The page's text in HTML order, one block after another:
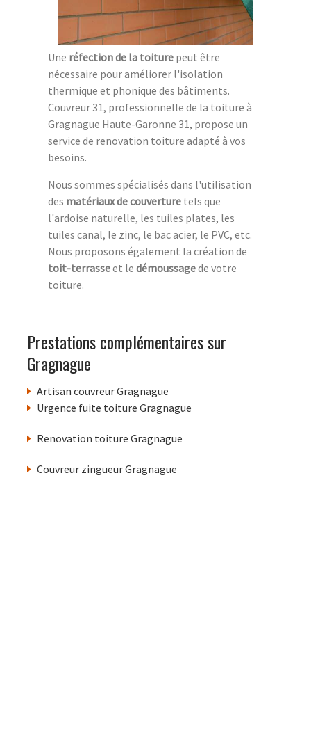
Une réfection de la toiture peut être
nécessaire pour améliorer l'isolation
thermique et phonique des bâtiments.
Couvreur 31, professionnelle de la toiture à
Gragnague Haute-Garonne 31, propose un
service de renovation toiture adapté à vos
besoins.
Nous sommes spécialisés dans l'utilisation
des matériaux de couverture tels que
l'ardoise naturelle, les tuiles plates, les
tuiles canal, le zinc, le bac acier, le PVC, etc.
Nous proposons également la création de
toit-terrasseet le démoussagede votre
toiture.
Prestations complémentaires sur
Gragnague
Artisan couvreur Gragnague
Urgence fuite toiture Gragnague
Renovation toiture Gragnague
Couvreur zingueur Gragnague